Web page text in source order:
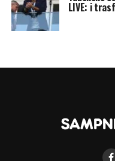
LIVE: i